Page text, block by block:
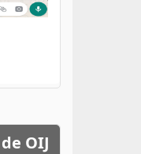
OIJ